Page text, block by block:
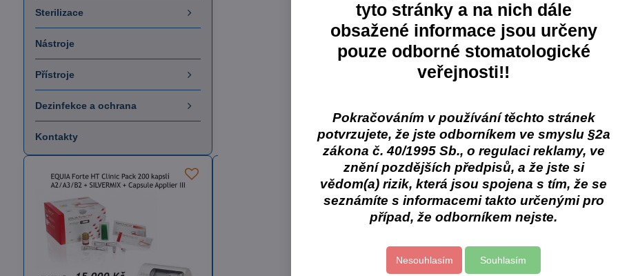
Sterilizace
Nástroje
Přístroje
Dezinfekce a ochrana
Kontakty
tyto stránky a na nich dále
obsažené informace jsou určeny
pouze odborné stomatologické
veřejnosti!!
Pokračováním v používání těchto stránek
potvrzujete, že jste odborníkem ve smyslu §2a
zákona č. 40/1995 Sb., o regulaci reklamy, ve
znění pozdějších předpisů, a že jste si
vědom(a) rizik, která jsou spojena s tím, že se
seznámíte s informacemi takto určenými pro
případ, že odborníkem nejste.
Nesouhlasím Souhlasím